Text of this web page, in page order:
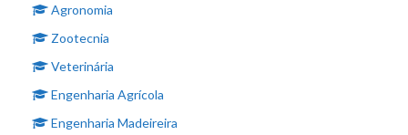
Agronomia
Zootecnia
Veterinária
Engenharia Agrícola
Engenharia Madeireira